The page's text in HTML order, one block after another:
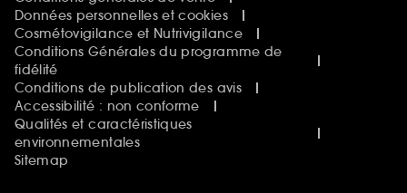
Données personnelles et cookies
Cosmétovigilance et Nutrivigilance
Conditions Générales du programme de
fidélité
Conditions de publication des avis
Accessibilité : non conforme
Qualités et caractéristiques
environnementales
Sitemap